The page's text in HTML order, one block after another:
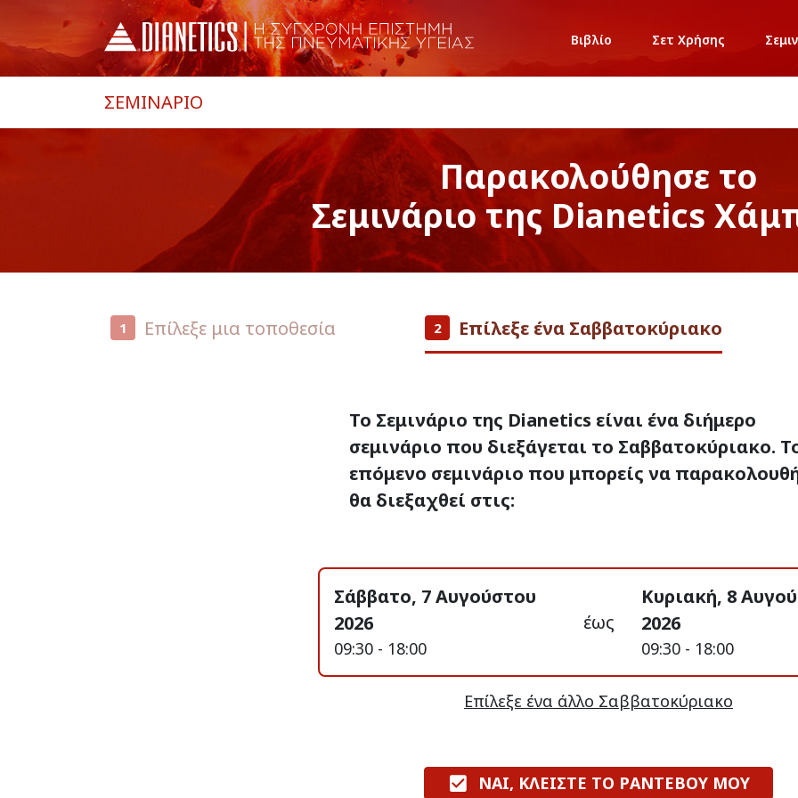
Βιβλίο Σετ Χρήσης
ΣΕΜΙΝΑΡΙΟ
Παρακολούθησε το
Σεμινάριο της Dianetics
1 Επίλεξε μια τοποθεσία 2 Επίλεξε ένα Σαββατοκύριακο
Το Σεμινάριο της Dianetics είναι ένα διήμερο
σεμινάριο που διεξάγεται το Σαββατοκύριακο.
επόμενο σεμινάριο που μπορείς να
θα διεξαχθεί στις:
Σάββατο, 7 Αυγούστου
2026
09:30 - 18:00
έως
Κυριακή, 8
2026
09:30 - 18:00
Επίλεξε ένα άλλο Σαββατοκύριακο
ΝΑΙ, ΚΛΕΙΣΤΕ ΤΟ ΡΑΝΤΕΒΟΥ ΜΟΥ